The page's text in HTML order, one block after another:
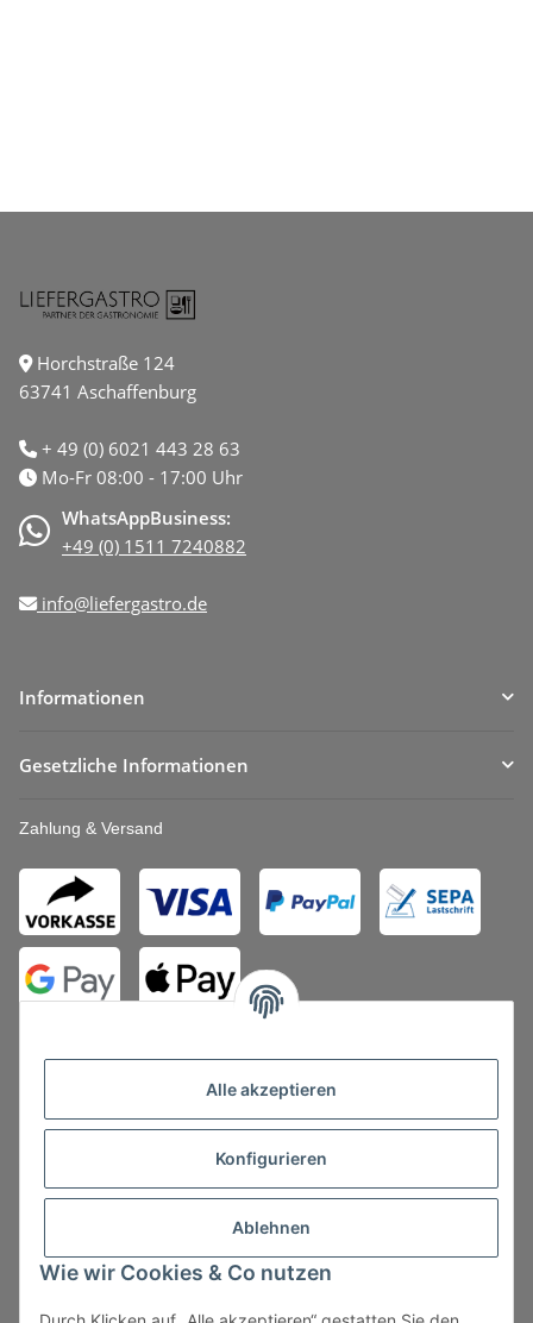
Alle akzeptieren
Konfigurieren
Ablehnen
Wie wir Cookies & Co nutzen
Horchstraße 124
63741 Aschaffenburg
+ 49 (0) 6021 443 28 63
Mo-Fr 08:00 - 17:00 Uhr
WhatsAppBusiness:
+49 (0) 1511 7240882
info@liefergastro.de
Informationen
Gesetzliche Informationen
Zahlung & Versand
Vertrag widerrufen